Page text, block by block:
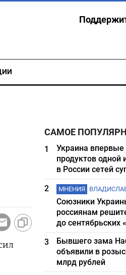
САМОЕ
1
Украина впервые
продуктов одной
в России сетей
2
МНЕНИЯ
Союзники
россиянам
до сентябрьских
3
Бывшего зама
объявили в
млрд рублей